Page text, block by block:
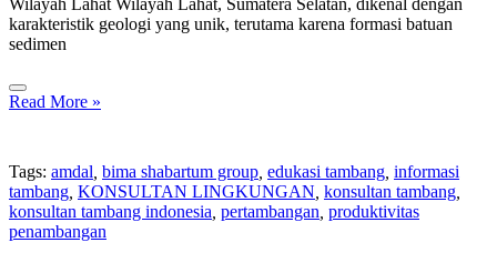
Wilayah Lahat Wilayah Lahat, Sumatera Selatan, dikenal dengan
karakteristik geologi yang unik, terutama karena formasi batuan
sedimen
Read More »
Tags: amdal bima shabartum group edukasi tambang informasi
tambang KONSULTAN LINGKUNGAN konsultan tambang
konsultan tambang indonesia pertambangan produktivitas
penambangan